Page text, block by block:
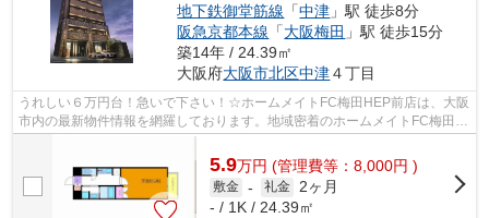
地下鉄御堂筋線 「中津 」駅 徒歩8分
阪急京都本線 「大阪梅田 」駅 徒歩15分
築14年 / 24.39㎡
大阪府大阪市北区中津４丁目
うれしい６万円台！急いで下さい！☆ホームメイトFC梅田HEP前店は、大阪
市内の最新物件情報を網羅しております。地域密着のホームメイトFC梅田
HEP前店だからできるお部屋探し品質であな...
5.9万円 (管理費等：8,000円 )
敷金 - 礼金 2ヶ月
- / 1K / 24.39㎡